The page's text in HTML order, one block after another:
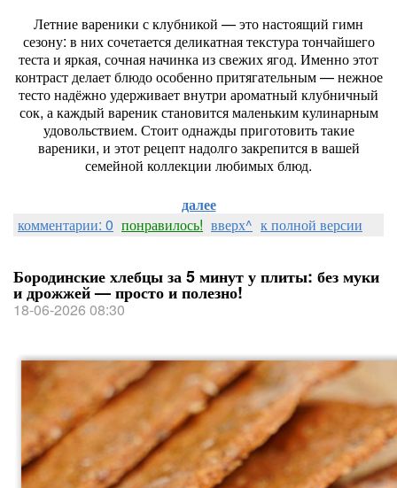
Летниевареники склубникой — этонастоящий гимн
сезону: в нихсочетаетсяделикатнаятекстуратончайшего
тестаи яркая, сочнаяначинкаизсвежихягод. Именноэтот
контрастделаетблюдоособеннопритягательным— нежное
тестонадёжноудерживаетвнутри ароматный клубничный
сок, акаждый вареникстановитсямаленькимкулинарным
удовольствием. Стоитоднаждыприготовитьтакие
вареники, и этотрецептнадолгозакрепитсяв вашей
семейной коллекции любимыхблюд.
далее
комментарии: 0 понравилось! вверх^ к полной версии
Бородинские хлебцы за 5 минут у плиты: без муки
и дрожжей — просто и полезно!
18-06-2026 08:30